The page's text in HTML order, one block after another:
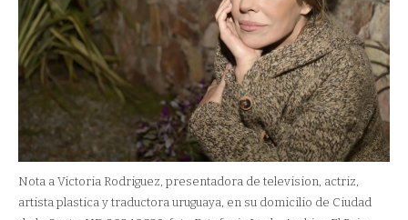
Nota a Victoria Rodriguez, presentadora de television, actriz,
artista plastica y traductora uruguaya, en su domicilio de Ciudad